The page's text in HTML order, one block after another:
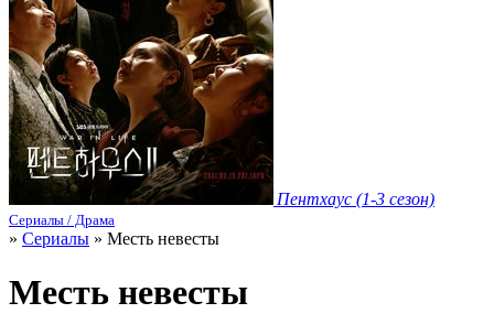
Пентхаус (1-3 сезон)
Сериалы / Драма
» Сериалы » Месть невесты
Месть невесты